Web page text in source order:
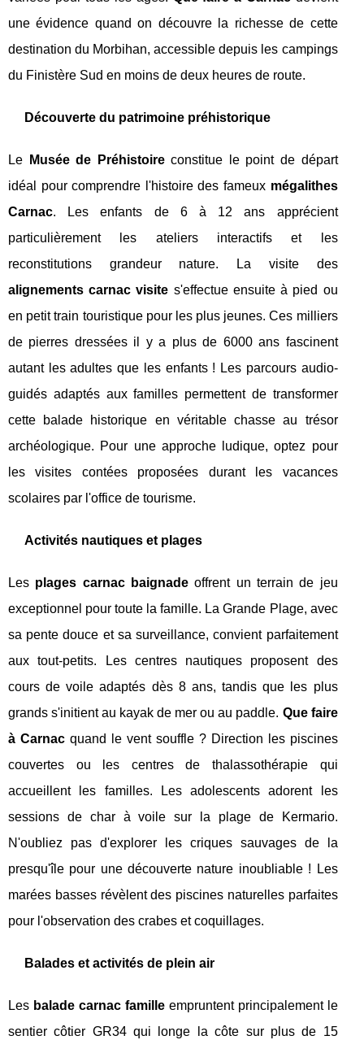
une évidence quand on découvre la richesse de cette
destination du Morbihan, accessible depuis les campings
du Finistère Sud en moins de deux heures de route.
Découverte du patrimoine préhistorique
Le Musée de Préhistoireconstitue le point de départ
idéal pour comprendre l'histoire des fameux mégalithes
Carnac. Les enfants de 6 à 12 ans apprécient
particulièrement les ateliers interactifs et les
reconstitutions grandeur nature. La visite des
alignements carnac visite s'effectue ensuite à pied ou
en petit train touristique pour les plus jeunes. Ces milliers
de pierres dressées il y a plus de 6000 ans fascinent
autant les adultes que les enfants ! Les parcours audio-
guidés adaptés aux familles permettent de transformer
cette balade historique en véritable chasse au trésor
archéologique. Pour une approche ludique, optez pour
les visites contées proposées durant les vacances
scolaires par l'office de tourisme.
Activités nautiques et plages
Les plages carnac baignadeoffrent un terrain de jeu
exceptionnel pour toute la famille. La Grande Plage, avec
sa pente douce et sa surveillance, convient parfaitement
aux tout-petits. Les centres nautiques proposent des
cours de voile adaptés dès 8 ans, tandis que les plus
grands s'initient au kayak de mer ou au paddle. Que faire
à Carnacquand le vent souffle ? Direction les piscines
couvertes ou les centres de thalassothérapie qui
accueillent les familles. Les adolescents adorent les
sessions de char à voile sur la plage de Kermario.
N'oubliez pas d'explorer les criques sauvages de la
presqu'île pour une découverte nature inoubliable ! Les
marées basses révèlent des piscines naturelles parfaites
pour l'observation des crabes et coquillages.
Balades et activités de plein air
Les balade carnac familleempruntent principalement le
sentier côtier GR34 qui longe la côte sur plus de 15